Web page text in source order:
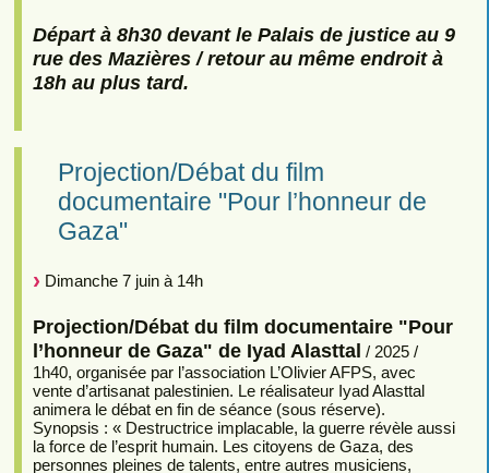
Départ à 8h30 devant le Palais de justice au 9
rue des Mazières / retour au même endroit à
18h au plus tard.
Projection/Débat du film
documentaire "Pour l’honneur de
Gaza"
Dimanche 7 juin à 14h
Projection/Débat du film documentaire "Pour
l’honneur de Gaza" de Iyad Alasttal / 2025 /
1h40, organisée par l’association L’Olivier AFPS, avec
vente d’artisanat palestinien. Le réalisateur Iyad Alasttal
animera le débat en fin de séance (sous réserve).
Synopsis : « Destructrice implacable, la guerre révèle aussi
la force de l’esprit humain. Les citoyens de Gaza, des
personnes pleines de talents, entre autres musiciens,